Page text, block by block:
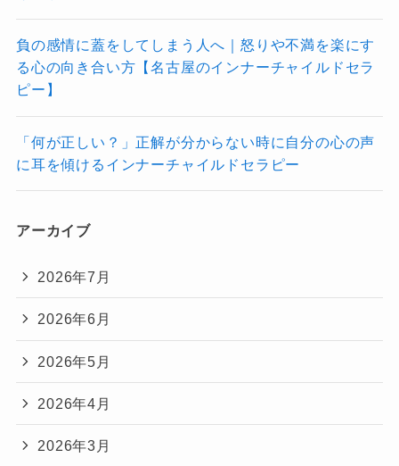
負の感情に蓋をしてしまう人へ｜怒りや不満を楽にす
る心の向き合い方【名古屋のインナーチャイルドセラ
ピー】
「何が正しい？」正解が分からない時に自分の心の声
に耳を傾けるインナーチャイルドセラピー
アーカイブ
2026年7月
2026年6月
2026年5月
2026年4月
2026年3月